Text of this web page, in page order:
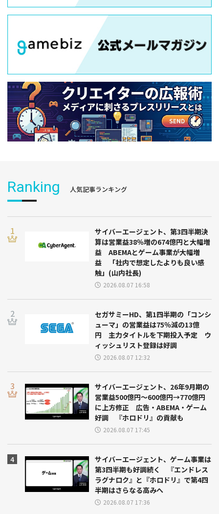
Ranking 人気記事ランキング
サイバーエージェント、第3四半期決
算は営業益38％増の674億円と大幅増
益 ABEMAとゲーム事業が大幅増
益 「社内で想定したよりも良い感
触」(山内社長)
2026.08.07 16:58
セガサミーHD、第1四半期の「コンシ
ューマ」の営業益は75％減の13億
円 主力タイトルを下期投入予定 ウ
ィッシュリスト登録は好調
2026.08.07 12:32
サイバーエージェント、26年9月期の
営業益500億円～600億円→770億円
に上方修正 広告・ABEMA・ゲーム
好調 『ホロドリ』の貢献も
2026.08.07 17:45
サイバーエージェント、ゲーム事業は
第3四半期も好調続く 『エンドレス
ラグナロク』と『ホロドリ』で第4四
半期はさらなる高みへ
2026.08.07 17:36